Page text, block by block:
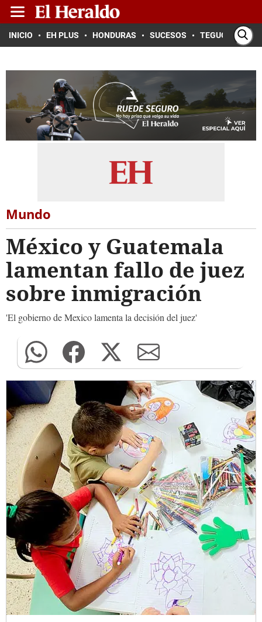
INICIO EH PLUS HONDURAS SUCESOS TEGUCIGALPA
Mundo
México y Guatemala
lamentan fallo de juez
sobre inmigración
'El gobierno de Mexico lamenta la decisión del juez'